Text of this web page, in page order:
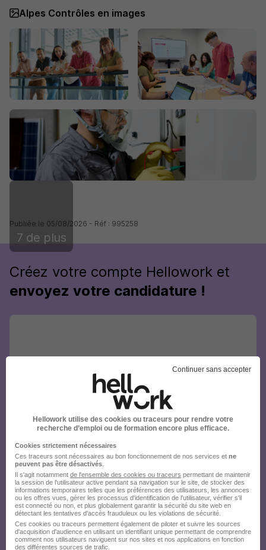
Alpes Contrôles en images
7 de plus
Publiée le 05/08/2026 - Réf : 995258
Créez votre compte Hellowork et
envoyez votre candidature !
Continuer sans accepter
Hellowork utilise des cookies ou traceurs pour rendre votre
recherche d’emploi ou de formation encore plus efficace.
Cookies strictement nécessaires
Ces traceurs sont nécessaires au bon fonctionnement de nos services et ne
peuvent pas être désactivés
Il s'agit notamment de l'ensemble des cookies ou traceurs permettant de maintenir
la session de l'utilisateur active pendant sa navigation sur le site, de stocker des
informations temporaires telles que les préférences des utilisateurs, les annonces
ou les offres vues, gérer les processus d'identification de l'utilisateur, vérifier s'il
est connecté ou non, et plus globalement garantir la sécurité du site web en
détectant les tentatives d'accès frauduleux ou les violations de sécurité.
Ces cookies ou traceurs permettent également de piloter et suivre les sources
d'acquisition d'audience en utilisant un identifiant unique permettant de comprendre
comment nos utilisateurs naviguent sur nos sites et nos applications en fonction
des différentes sources de trafic.